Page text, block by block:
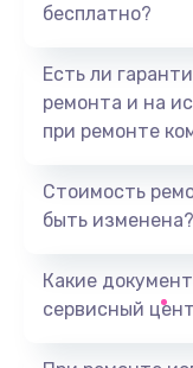
бесплатно?
Есть ли
ремонта и на
при ремонте
Стоимость
быть изменена?
Какие
сервисный